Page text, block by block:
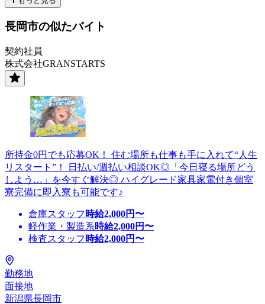
長岡市の似たバイト
契約社員
株式会社GRANSTARTS
所持金0円でも応募OK！ 住む場所も仕事も手に入れて“人生
リスタート”！ 日払い/週払い相談OK◎「今日寝る場所どう
しよう…」を今すぐ解決◎ ハイグレード家具家電付き個室
寮完備に即入寮も可能です♪
倉庫スタッフ 時給2,000円〜
軽作業・製造系時給2,000円〜
検査スタッフ 時給2,000円〜
勤務地
面接地
新潟県長岡市